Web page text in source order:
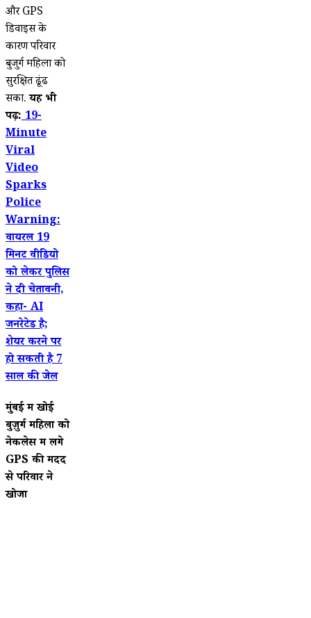
और GPS
डिवाइस के
कारण परिवार
बुजुर्ग महिला को
सुरक्षित ढूंढ
सका.यह भी
पढ़ें:19-
Minute
Viral
Video
Sparks
Police
Warning:
वायरल 19
मिनट वीडियो
को लेकर पुलिस
ने दी चेतावनी,
कहा- AI
जनरेटेड है;
शेयर करने पर
हो सकती है 7
साल की जेल
मुंबई में खोई
बुज़ुर्ग महिला को
नेकलेस में लगे
GPS की मदद
से परिवार ने
खोजा